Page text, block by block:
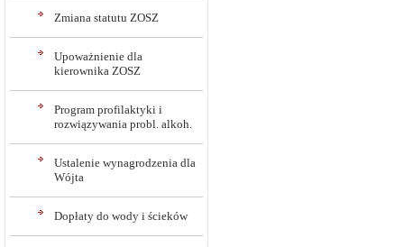
Zmiana statutu ZOSZ
Upoważnienie dla
kierownika ZOSZ
Program profilaktyki i
rozwiązywania probl. alkoh.
Ustalenie wynagrodzenia dla
Wójta
Dopłaty do wody i ścieków